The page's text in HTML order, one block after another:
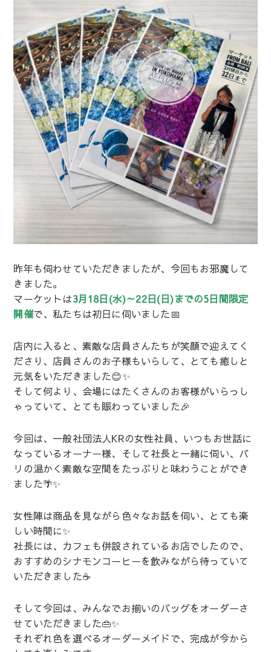
昨年も伺わせていただきましたが、今回もお邪魔して
きました。
マーケットは3月18日(水)～22日(日)までの5日間限定
開催で、私たちは初日に伺いました📅
店内に入ると、素敵な店員さんたちが笑顔で迎えてく
ださり、店員さんのお子様もいらして、とても癒しと
元気をいただきました😊✨
そして何より、会場にはたくさんのお客様がいらっし
ゃっていて、とても賑わっていました🎉
今回は、一般社団法人KRの女性社員、いつもお世話に
なっているオーナー様、そして社長と一緒に伺い、バ
リの温かく素敵な空間をたっぷりと味わうことができ
ました🌴✨
女性陣は商品を見ながら色々なお話を伺い、とても楽
しい時間に✨
社長には、カフェも併設されているお店でしたので、
おすすめのシナモンコーヒーを飲みながら待っていて
いただきました☕️
そして今回は、みんなでお揃いのバッグをオーダーさ
せていただきました👜✨
それぞれ色を選べるオーダーメイドで、完成が今から